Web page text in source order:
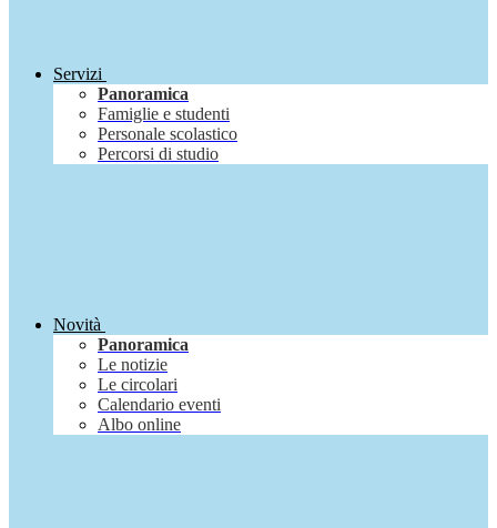
Servizi
Panoramica
Famiglie e studenti
Personale scolastico
Percorsi di studio
Novità
Panoramica
Le notizie
Le circolari
Calendario eventi
Albo online